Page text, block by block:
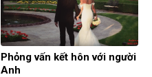
Phỏng vấn kết hôn với người
Anh